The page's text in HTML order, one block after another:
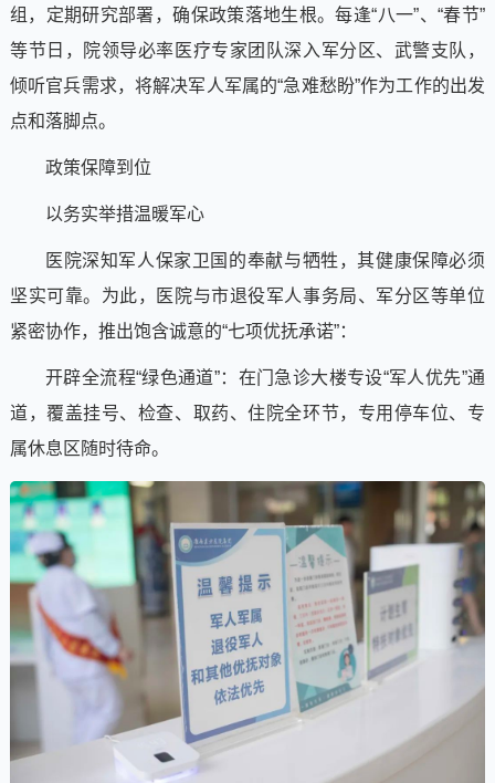
组，定期研究部署，确保政策落地生根。每逢“八一”、“春节”
等节日，院领导必率医疗专家团队深入军分区、武警支队，
倾听官兵需求，将解决军人军属的“急难愁盼”作为工作的出发
点和落脚点。
政策保障到位
以务实举措温暖军心
医院深知军人保家卫国的奉献与牺牲，其健康保障必须
坚实可靠。为此，医院与市退役军人事务局、军分区等单位
紧密协作，推出饱含诚意的“七项优抚承诺”：
开辟全流程“绿色通道”：在门急诊大楼专设“军人优先”通
道，覆盖挂号、检查、取药、住院全环节，专用停车位、专
属休息区随时待命。